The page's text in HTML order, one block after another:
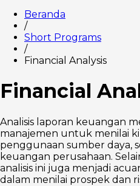
Beranda
/
Short Programs
/
Financial Analysis
Financial
Analisis laporan keuangan
manajemen untuk menilai
penggunaan sumber daya,
keuangan perusahaan.
analisis ini juga menjadi
dalam menilai prospek dan